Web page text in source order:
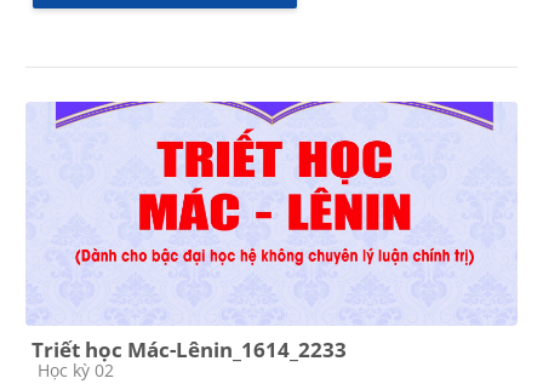
Triết học Mác-Lênin_1614_2233
Course category
Học kỳ 02